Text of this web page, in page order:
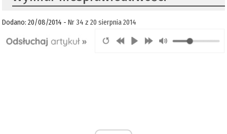
Dodano: 20/08/2014 -Nr 34 z 20 sierpnia 2014